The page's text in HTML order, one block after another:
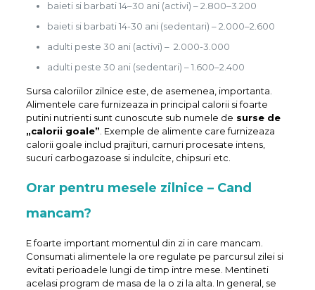
baieti si barbati 14–30 ani (activi) – 2.800–3.200
baieti si barbati 14-30 ani (sedentari) – 2.000–2.600
adulti peste 30 ani (activi) – 2.000-3.000
adulti peste 30 ani (sedentari) – 1.600–2.400
Sursa caloriilor zilnice este, de asemenea, importanta.
Alimentele care furnizeaza in principal calorii si foarte
putini nutrienti sunt cunoscute sub numele de surse de
„calorii goale”. Exemple de alimente care furnizeaza
calorii goale includ prajituri, carnuri procesate intens,
sucuri carbogazoase si indulcite, chipsuri etc.
Orar pentru mesele zilnice – Cand
mancam?
E foarte important momentul din zi in care mancam.
Consumati alimentele la ore regulate pe parcursul zilei si
evitati perioadele lungi de timp intre mese. Mentineti
acelasi program de masa de la o zi la alta. In general, se